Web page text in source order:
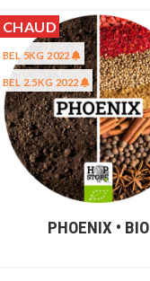
CHAUD
BEL 5KG 2022
BEL 2.5KG 2022
PHOENIX • BIO